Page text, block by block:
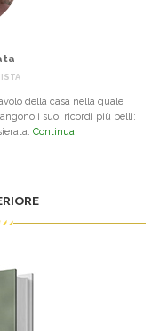
della casa nella quale
i suoi ricordi più belli:
Continua